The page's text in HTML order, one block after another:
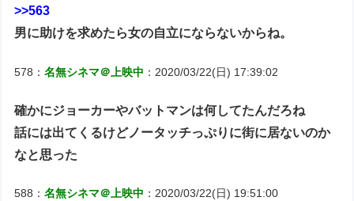
>>563
男に助けを求めたら女の自立にならないからね。
578：名無シネマ＠上映中 ：2020/03/22(日) 17:39:02
確かにジョーカーやバットマンは何してたんだろね
話には出てくるけどノータッチっぷりに街に居ないのか
なと思った
588：名無シネマ＠上映中 ：2020/03/22(日) 19:51:00